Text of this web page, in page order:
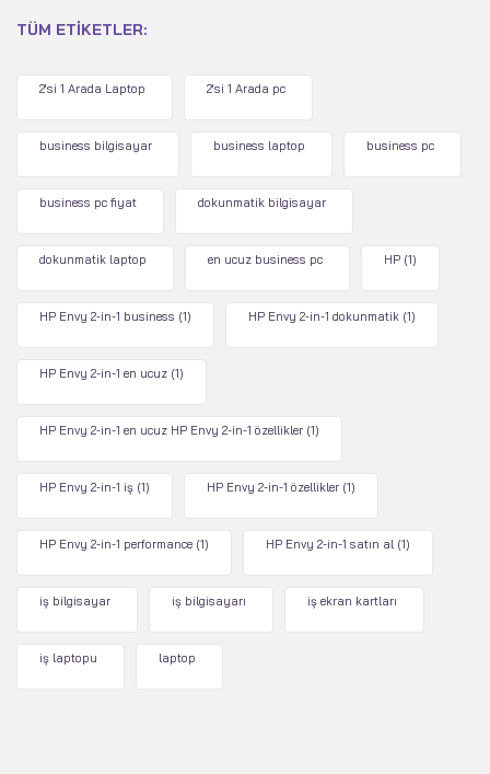
TÜM ETIKETLER:
2'si 1 Arada Laptop 2'si 1 Arada pc
business bilgisayar business laptop business pc
business pc fiyat dokunmatik bilgisayar
dokunmatik laptop en ucuz business pc HP (1)
HP Envy 2-in-1 business (1) HP Envy 2-in-1 dokunmatik (1)
HP Envy 2-in-1 en ucuz (1)
HP Envy 2-in-1 en ucuz HP Envy 2-in-1 özellikler (1)
HP Envy 2-in-1 iş (1) HP Envy 2-in-1 özellikler (1)
HP Envy 2-in-1 performance (1) HP Envy 2-in-1 satın al (1)
iş bilgisayar iş bilgisayarı iş ekran kartları
iş laptopu laptop